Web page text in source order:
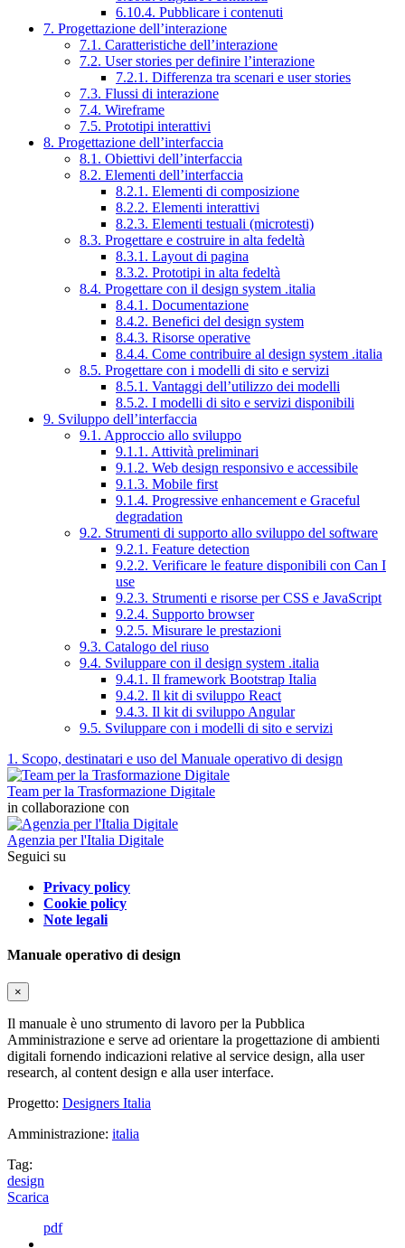
6.10.4. Pubblicare i contenuti
7. Progettazione dell’interazione
7.1. Caratteristiche dell’interazione
7.2. User stories per definire l’interazione
7.2.1. Differenza tra scenari e user stories
7.3. Flussi di interazione
7.4. Wireframe
7.5. Prototipi interattivi
8. Progettazione dell’interfaccia
8.1. Obiettivi dell’interfaccia
8.2. Elementi dell’interfaccia
8.2.1. Elementi di composizione
8.2.2. Elementi interattivi
8.2.3. Elementi testuali (microtesti)
8.3. Progettare e costruire in alta fedeltà
8.3.1. Layout di pagina
8.3.2. Prototipi in alta fedeltà
8.4. Progettare con il design system .italia
8.4.1. Documentazione
8.4.2. Benefici del design system
8.4.3. Risorse operative
8.4.4. Come contribuire al design system .italia
8.5. Progettare con i modelli di sito e servizi
8.5.1. Vantaggi dell’utilizzo dei modelli
8.5.2. I modelli di sito e servizi disponibili
9. Sviluppo dell’interfaccia
9.1. Approccio allo sviluppo
9.1.1. Attività preliminari
9.1.2. Web design responsivo e accessibile
9.1.3. Mobile first
9.1.4. Progressive enhancement e Graceful
degradation
9.2. Strumenti di supporto allo sviluppo del software
9.2.1. Feature detection
9.2.2. Verificare le feature disponibili con Can I
use
9.2.3. Strumenti e risorse per CSS e JavaScript
9.2.4. Supporto browser
9.2.5. Misurare le prestazioni
9.3. Catalogo del riuso
9.4. Sviluppare con il design system .italia
9.4.1. Il framework Bootstrap Italia
9.4.2. Il kit di sviluppo React
9.4.3. Il kit di sviluppo Angular
9.5. Sviluppare con i modelli di sito e servizi
1. Scopo, destinatari e uso del Manuale operativo di design
Team per la Trasformazione Digitale
in collaborazione con
Agenzia per l'Italia Digitale
Seguici su
Privacy policy
Cookie policy
Note legali
Manuale operativo di design
×
Il manuale è uno strumento di lavoro per la Pubblica
Amministrazione e serve ad orientare la progettazione di ambienti
digitali fornendo indicazioni relative al service design, alla user
research, al content design e alla user interface.
Progetto: Designers Italia
Amministrazione: italia
Tag:
design
Scarica
pdf